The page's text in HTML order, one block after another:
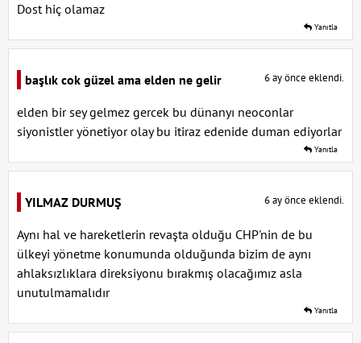
Dost hiç olamaz
Yanıtla
başlık cok güzel ama elden ne gelir 6 ay önce eklendi.
elden bir sey gelmez gercek bu dünanyı neoconlar
siyonistler yönetiyor olay bu itiraz edenide duman ediyorlar
Yanıtla
YILMAZ DURMUŞ 6 ay önce eklendi.
Aynı hal ve hareketlerin revaşta olduğu CHP'nin de bu
ülkeyi yönetme konumunda olduğunda bizim de aynı
ahlaksızlıklara direksiyonu bırakmış olacağımız asla
unutulmamalıdır
Yanıtla